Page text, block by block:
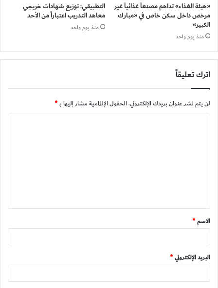
«هيئة الغذاء» تداهم مصنعاً غذائياً غير
مرخص داخل سكن خاص في «مبارك
الكبير»
منذ يوم واحد
التطبيقي: توزيع شهادات خريجي
معاهد التدريب اعتباراً من الأحد
منذ يوم واحد
اترك تعليقاً
لن يتم نشر عنوان بريدك الإلكتروني.الحقول الإلزامية مشار إليها بـ*
ق
*
الاسم*
البريد الإلكتروني*